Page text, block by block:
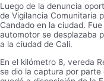
Luego de la denuncia
de Vigilancia Comunitaria
Candado en la ciudad.
automotor se desplazaba
a la ciudad de Cali.
En el kilómetro 8, vereda
se dio la captura por